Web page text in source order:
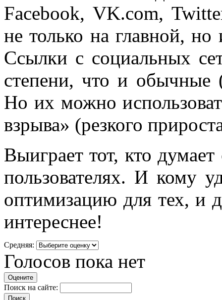
Facebook, VK.com,
не только на главной,
Ссылки с социальных
степени, что и обычные
Но их можно
взрыва» (резкого
Выиграет тот, кто
пользователях. И кому
оптимизацию для тех, и
интереснее!
Средняя:
Голосов пока нет
Поиск на сайте: